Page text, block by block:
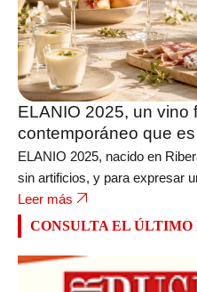
ELANIO 2025, un vino
contemporáneo que
bodega FERRATUS
ELANIO 2025, nacido en
sin artificios, y para expresar
Leer más
CONSULTA EL ÚLTIMO